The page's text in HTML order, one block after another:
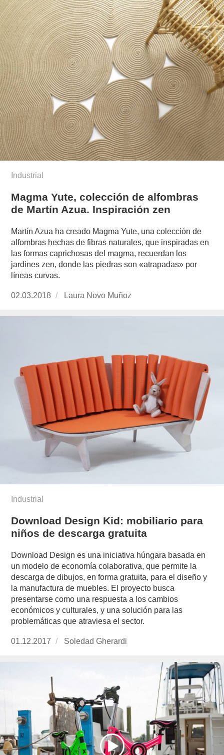
Industrial
Magma Yute, colección de alfombras
de Martín Azua. Inspiración zen
Martín Azua ha creado Magma Yute, una colección de
alfombras hechas de fibras naturales, que inspiradas en
las formas caprichosas del magma, recuerdan los
jardines zen, donde las piedras son «atrapadas» por
líneas curvas.
Publicado
02.03.2018
https://www.experimenta.es/author/laura-
Laura Novo Muñoz
Industrial
Download Design Kid: mobiliario para
niños de descarga gratuita
Download Design es una iniciativa húngara basada en
un modelo de economía colaborativa, que permite la
descarga de dibujos, en forma gratuita, para el diseño y
la manufactura de muebles. El proyecto busca
presentarse como una respuesta a los cambios
económicos y culturales, y una solución para las
problemáticas que atraviesa el sector.
Publicado
01.12.2017
https://www.experimenta.es/author/soledad-
Soledad Gherardi